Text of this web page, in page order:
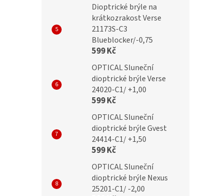
Dioptrické brýle na
krátkozrakost Verse
21173S-C3
Blueblocker/-0,75
599 Kč
OPTICAL Sluneční
dioptrické brýle Verse
24020-C1/ +1,00
599 Kč
OPTICAL Sluneční
dioptrické brýle Gvest
24414-C1/ +1,50
599 Kč
OPTICAL Sluneční
dioptrické brýle Nexus
25201-C1/ -2,00
359 Kč